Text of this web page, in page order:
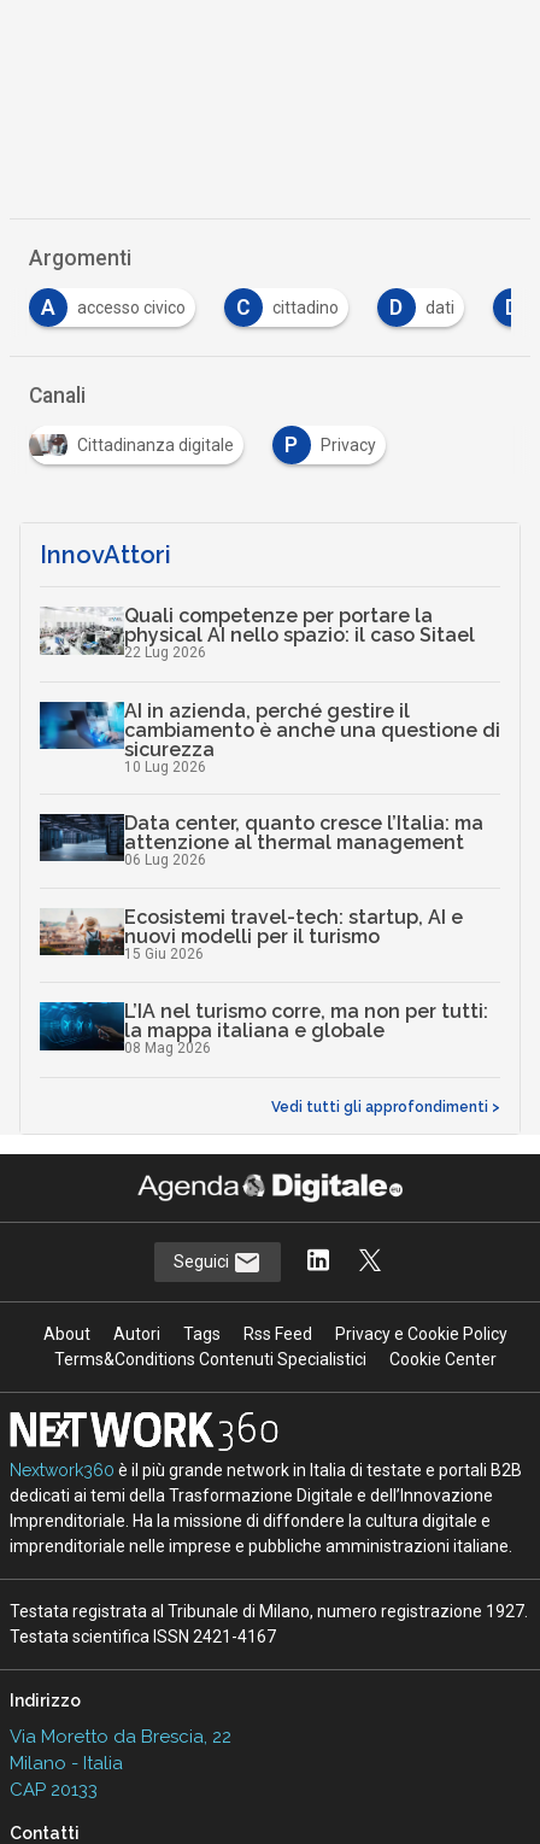
Argomenti
civico C cittadino D dati D decreto
Canali
Cittadinanza digitale P Privacy
InnovAttori
Quali competenze per portare la
physical AI nello spazio: il caso Sitael
22 Lug 2026
AI in azienda, perché gestire il
cambiamento è anche una questione di
sicurezza
10 Lug 2026
Data center, quanto cresce l’Italia: ma
attenzione al thermal management
06 Lug 2026
Ecosistemi travel-tech: startup, AI e
nuovi modelli per il turismo
15 Giu 2026
L’IA nel turismo corre, ma non per tutti:
la mappa italiana e globale
08 Mag 2026
Vedi tutti gli approfondimenti >
Seguici
About Autori Tags Rss Feed
Privacy e Cookie Policy
Terms&Conditions Contenuti Specialistici
Cookie Center
Nextwork360 è il più grande network in Italia di testate e portali B2B
dedicati ai temi della Trasformazione Digitale e dell’Innovazione
Imprenditoriale. Ha la missione di diffondere la cultura digitale e
imprenditoriale nelle imprese e pubbliche amministrazioni italiane.
Testata registrata al Tribunale di Milano, numero registrazione 1927.
Testata scientifica ISSN 2421-4167
Indirizzo
Via Moretto da Brescia, 22
Milano - Italia
CAP 20133
Contatti